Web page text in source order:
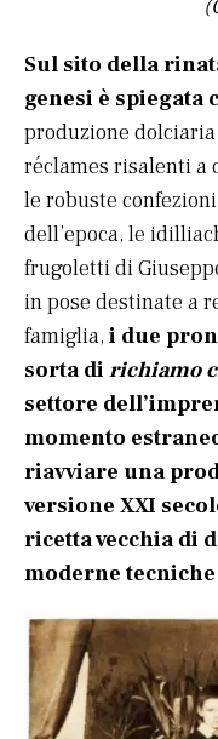
Sul sito della
genesi è spiegata
produzione
réclames risalenti a
le robuste
dell’epoca, le
frugoletti di
in pose destinate a
famiglia, i due
sorta di richiamo
settore
momento
riavviare una
versione XXI
ricetta vecchia di
moderne